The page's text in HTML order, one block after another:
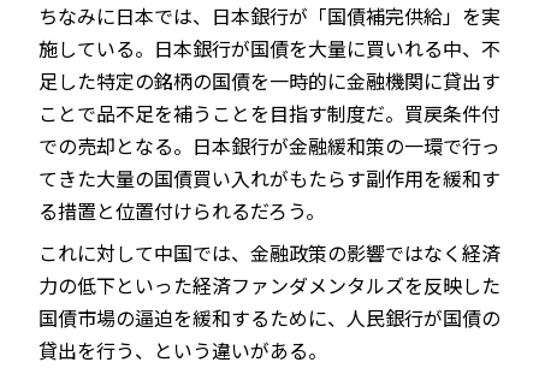
ちなみに日本では、日本銀行が「国債補完供給」を実
施している。日本銀行が国債を大量に買いれる中、不
足した特定の銘柄の国債を一時的に金融機関に貸出す
ことで品不足を補うことを目指す制度だ。買戻条件付
での売却となる。日本銀行が金融緩和策の一環で行っ
てきた大量の国債買い入れがもたらす副作用を緩和す
る措置と位置付けられるだろう。
これに対して中国では、金融政策の影響ではなく経済
力の低下といった経済ファンダメンタルズを反映した
国債市場の逼迫を緩和するために、人民銀行が国債の
貸出を行う、という違いがある。